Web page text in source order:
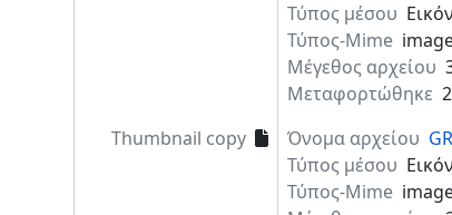
Τύπος μέσου
Τύπος-Mime
Μέγεθος αρχείου
Μεταφορτώθηκε
Thumbnail copy
Όνομα αρχείου
Τύπος μέσου
Τύπος-Mime